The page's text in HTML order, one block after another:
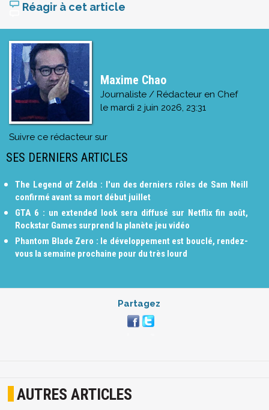
Réagir à cet article
Maxime Chao
Journaliste / Rédacteur en Chef
le mardi 2 juin 2026, 23:31
Suivre ce rédacteur sur
SES DERNIERS ARTICLES
The Legend of Zelda : l'un des derniers rôles de Sam Neill
confirmé avant sa mort début juillet
GTA 6 : un extended look sera diffusé sur Netflix fin août,
Rockstar Games surprend la planète jeu vidéo
Phantom Blade Zero : le développement est bouclé, rendez-
vous la semaine prochaine pour du très lourd
Partagez
AUTRES ARTICLES